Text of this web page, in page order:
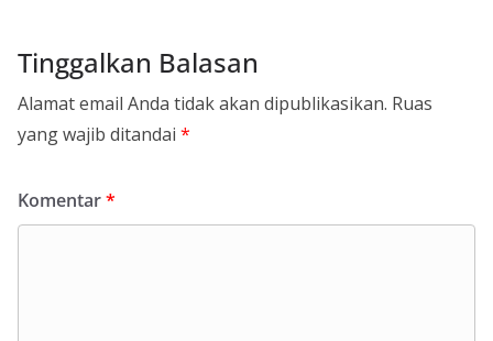
Tinggalkan Balasan
Alamat email Anda tidak akan dipublikasikan. Ruas
yang wajib ditandai *
Komentar*